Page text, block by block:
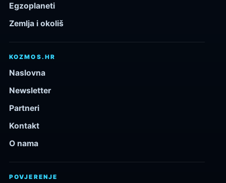
Egzoplaneti
Zemlja i okoliš
KOZMOS.HR
Naslovna
Newsletter
Partneri
Kontakt
O nama
POVJERENJE